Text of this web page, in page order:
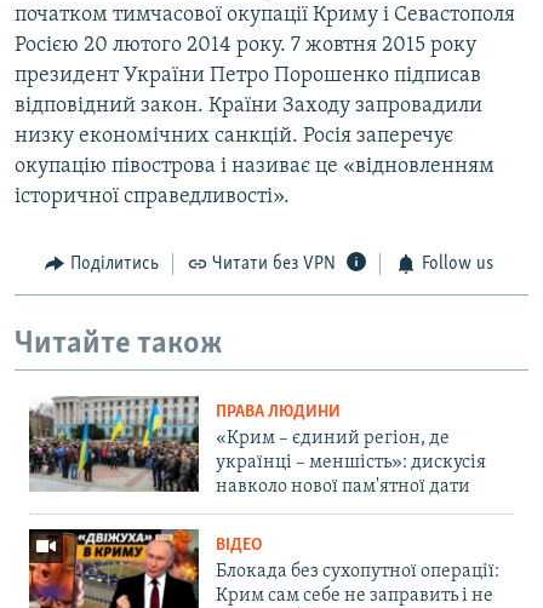
початком тимчасової окупації Криму і Севастополя
Росією 20 лютого 2014 року. 7 жовтня 2015 року
президент України Петро Порошенко підписав
відповідний закон. Країни Заходу запровадили
низку економічних санкцій. Росія заперечує
окупацію півострова і називає це «відновленням
історичної справедливості».
Поділитись Читати без VPN Follow us
Читайте також
ПРАВА ЛЮДИНИ
«Крим – єдиний регіон, де
українці – меншість»: дискусія
навколо нової пам'ятної дати
ВІДЕО
Блокада без сухопутної операції:
Крим сам себе не заправить і не